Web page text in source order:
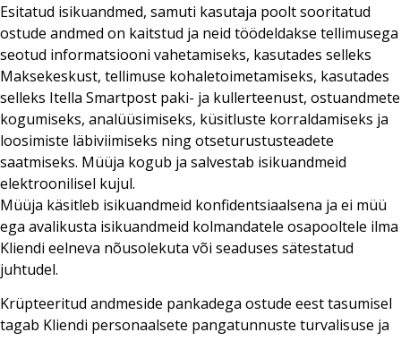
Esitatud isikuandmed, samuti kasutaja poolt sooritatud
ostude andmed on kaitstud ja neid töödeldakse tellimusega
seotud informatsiooni vahetamiseks, kasutades selleks
Maksekeskust, tellimuse kohaletoimetamiseks, kasutades
selleks Itella Smartpost paki- ja kullerteenust, ostuandmete
kogumiseks, analüüsimiseks, küsitluste korraldamiseks ja
loosimiste läbiviimiseks ning otseturustusteadete
saatmiseks. Müüja kogub ja salvestab isikuandmeid
elektroonilisel kujul.
Müüja käsitleb isikuandmeid konfidentsiaalsena ja ei müü
ega avalikusta isikuandmeid kolmandatele osapooltele ilma
Kliendi eelneva nõusolekuta või seaduses sätestatud
juhtudel.
Krüpteeritud andmeside pankadega ostude eest tasumisel
tagab Kliendi personaalsete pangatunnuste turvalisuse ja